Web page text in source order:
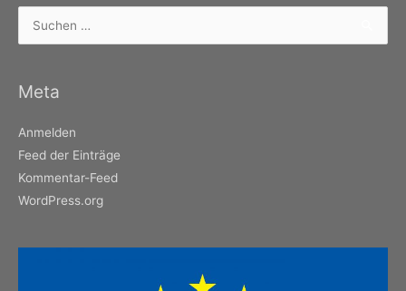
Meta
Anmelden
Feed der Einträge
Kommentar-Feed
WordPress.org